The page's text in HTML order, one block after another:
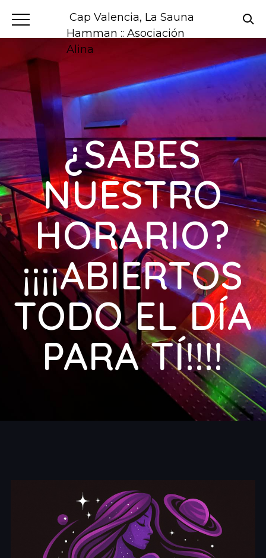
Cap Valencia, La Sauna
Hamman :: Asociación
Alina
¿SABES
NUESTRO
HORARIO?
¡¡¡¡ABIERTOS
TODO EL DÍA
PARA TÍ!!!!